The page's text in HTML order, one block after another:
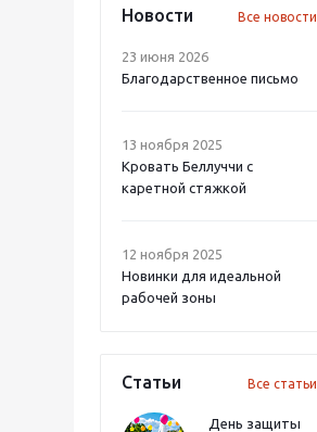
Новости Все новости
23 июня 2026
Благодарственное письмо
13 ноября 2025
Кровать Беллуччи с
каретной стяжкой
12 ноября 2025
Новинки для идеальной
рабочей зоны
Статьи Все статьи
День защиты